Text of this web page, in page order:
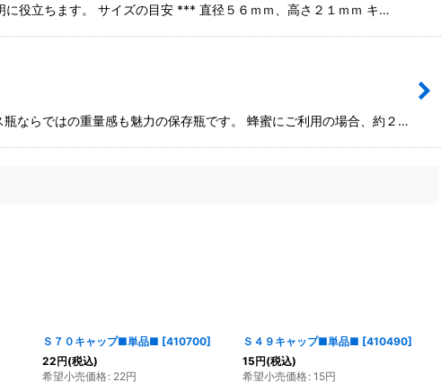
役立ちます。 サイズの目安 *** 直径５６ｍｍ、高さ２１ｍｍ キ…
ならではの重量感も魅力の保存瓶です。 蜂蜜にご利用の場合、約２…
Ｓ７０キャップ■単品■ [410700]
22円(税込)
希望小売価格: 22円
Ｓ４９キャップ■単品■ [410490]
15円(税込)
希望小売価格: 15円